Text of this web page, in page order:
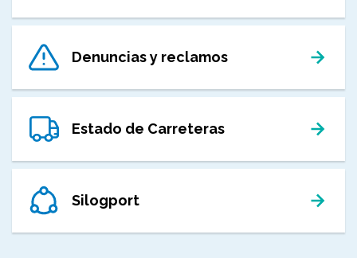
Denuncias y reclamos
Estado de Carreteras
Silogport